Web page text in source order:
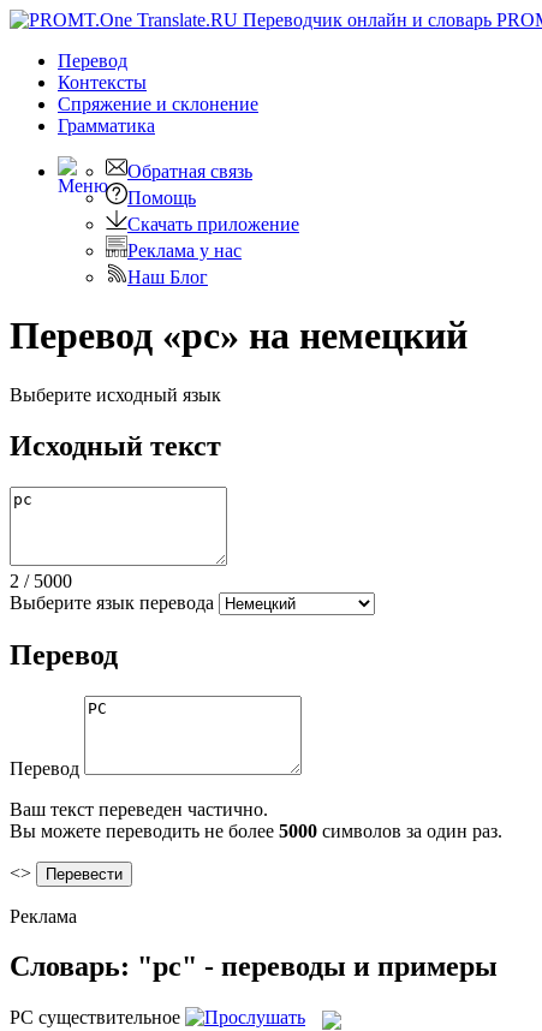
Перевод
Контексты
Спряжение и склонение
Грамматика
Обратная связь
Помощь
Скачать приложение
Реклама у нас
Наш Блог
Перевод «pc» на немецкий
Выберите исходный язык
Исходный текст
2 / 5000
Выберите язык перевода
Перевод
Перевод
Ваш текст переведен частично.
Вы можете переводить не более 5000 символов за один раз.
<>
Реклама
Словарь: "pc" - переводы и примеры
PC существительное